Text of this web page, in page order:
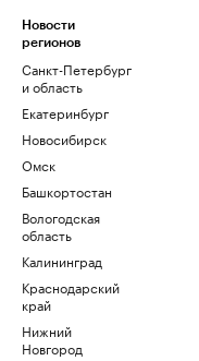
Новости
регионов
Санкт-Петербург
и область
Екатеринбург
Новосибирск
Омск
Башкортостан
Вологодская
область
Калининград
Краснодарский
край
Нижний
Новгород